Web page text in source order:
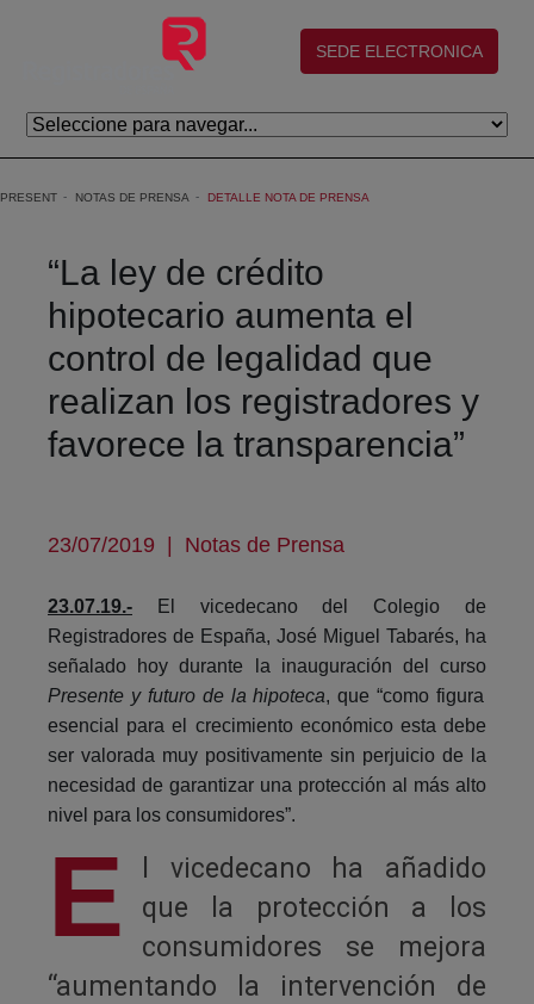
Skip to Main Content
(abre en nueva ventana)
SEDE ELECTRONICA
PRESENT NOTAS DE PRENSA DETALLE NOTA DE PRENSA
“La ley de crédito
hipotecario aumenta el
control de legalidad que
realizan los registradores y
favorece la transparencia”
23/07/2019 | Notas de Prensa
23.07.19.- El vicedecano del Colegio de
Registradores de España, José Miguel Tabarés, ha
señalado hoy durante la inauguración del curso
Presente y futuro de la hipoteca, que “como figura
esencial para el crecimiento económico esta debe
ser valorada muy positivamente sin perjuicio de la
necesidad de garantizar una protección al más alto
nivel para los consumidores”.
E
l vicedecano ha añadido
que la protección a los
consumidores se mejora
“aumentando la intervención de